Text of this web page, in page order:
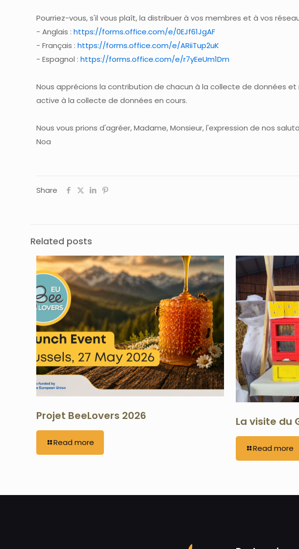
Pourriez-vous, s'il vous plaît, la distribuer à vos membres et à vos
- Anglais : https://forms.office.com/e/0EJf61JgAF
- Français : https://forms.office.com/e/ARiiTup2uK
- Espagnol : https://forms.office.com/e/r7yEeUm1Dm
Nous apprécions la contribution de chacun à la collecte de données
active à la collecte de données en cours.
Nous vous prions d'agréer, Madame, Monsieur, l'expression de nos
Noa
Share
Related posts
Projet BeeLovers 2026
Read more
La visite du
Read more